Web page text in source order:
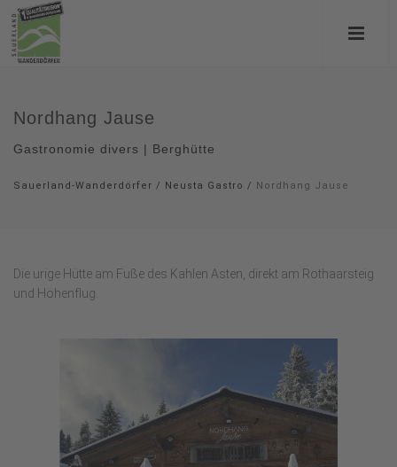
Nordhang Jause
Gastronomie divers | Berghütte
Sauerland-Wanderdörfer / Neusta Gastro / Nordhang Jause
Die urige Hütte am Fuße des Kahlen Asten, direkt am Rothaarsteig
und Höhenflug.